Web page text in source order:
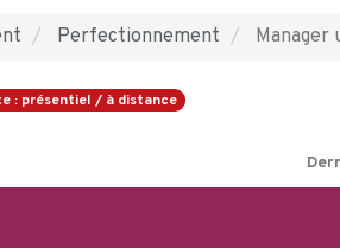
Perfectionnement Manager
: présentiel / à distance